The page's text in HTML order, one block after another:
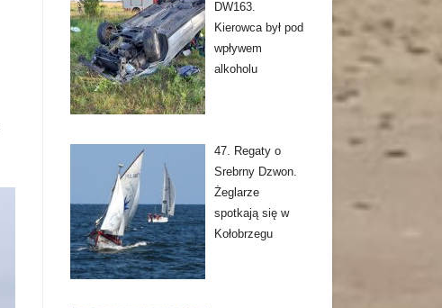
DW163.
Kierowca był pod
wpływem
alkoholu
47. Regaty o
Srebrny Dzwon.
Żeglarze
spotkają się w
Kołobrzegu